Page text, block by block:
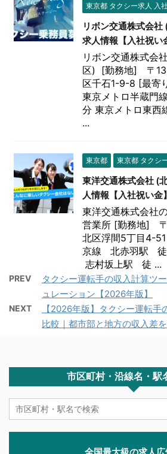
東京都 タクシー求人 入
リボン交通株式会
求人情報【入社祝い
リボン交通株式会
区) [勤務地] 〒
区千石1-9-8 [最寄
東京メトロ半蔵
分 東京メトロ東
...
東京都 東京都 タクシ
東洋交通株式会社 (
人情報【入社祝い金】
東洋交通株式会社
営業所 [勤務地]
北区浮間5丁目4-
京線 北赤羽駅 徒
志村坂上駅 徒 ...
PREV
タクシー運転手の収入計算ツ
ュレーション【2026年版】
NEXT
【2026年版】タクシー運転手
比較｜都市部と地方の収入差
市区町村・沿線名・駅